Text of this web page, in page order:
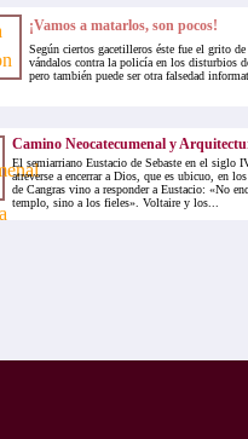
¡Vamos a matarlos, son pocos!
Según ciertos gacetilleros éste fue el grito
vándalos contra la policía en los disturbios
pero también puede ser otra falsedad
Camino Neocatecumenal y
El semiarriano Eustacio de Sebaste en el siglo
atreverse a encerrar a Dios, que es ubicuo, en
de Cangras vino a responder a Eustacio: «No
templo, sino a los fieles». Voltaire y los...